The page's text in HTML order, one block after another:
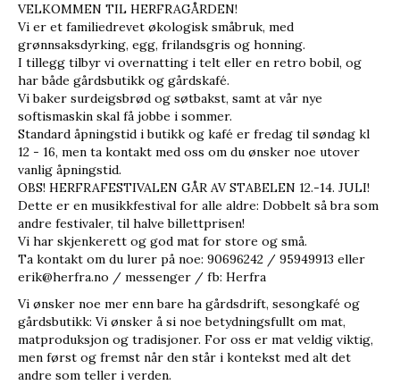
VELKOMMEN TIL HERFRAGÅRDEN!
Vi er et familiedrevet økologisk småbruk, med
grønnsaksdyrking, egg, frilandsgris og honning.
I tillegg tilbyr vi overnatting i telt eller en retro bobil, og
har både gårdsbutikk og gårdskafé.
Vi baker surdeigsbrød og søtbakst, samt at vår nye
softismaskin skal få jobbe i sommer.
Standard åpningstid i butikk og kafé er fredag til søndag kl
12 - 16, men ta kontakt med oss om du ønsker noe utover
vanlig åpningstid.
OBS! HERFRAFESTIVALEN GÅR AV STABELEN 12.-14. JULI!
Dette er en musikkfestival for alle aldre: Dobbelt så bra som
andre festivaler, til halve billettprisen!
Vi har skjenkerett og god mat for store og små.
Ta kontakt om du lurer på noe: 90696242 / 95949913 eller
erik@herfra.no / messenger / fb: Herfra
Vi ønsker noe mer enn bare ha gårdsdrift, sesongkafé og
gårdsbutikk: Vi ønsker å si noe betydningsfullt om mat,
matproduksjon og tradisjoner. For oss er mat veldig viktig,
men først og fremst når den står i kontekst med alt det
andre som teller i verden.